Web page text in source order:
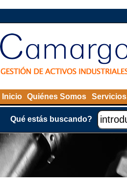
Inicio Quiénes Somos Servicios
Qué estás buscando?